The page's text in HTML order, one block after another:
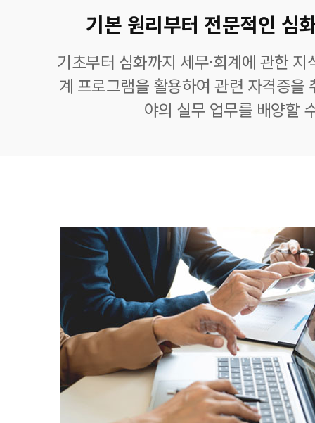
기본 원리부터 전문적인 심
기초부터 심화까지 세무·회계에 관한
계 프로그램을 활용하여 관련 자격증을
야의 실무 업무를 배양할